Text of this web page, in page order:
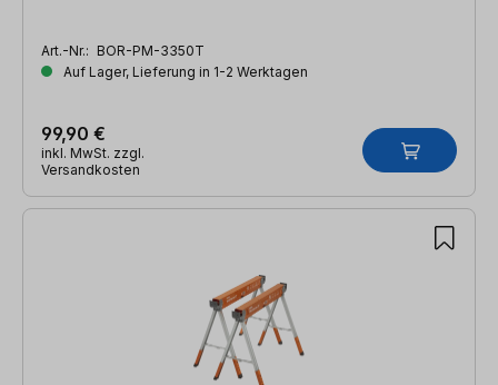
Art.-Nr.: BOR-PM-3350T
Auf Lager, Lieferung in 1-2 Werktagen
99,90 €
inkl. MwSt. zzgl.
Versandkosten